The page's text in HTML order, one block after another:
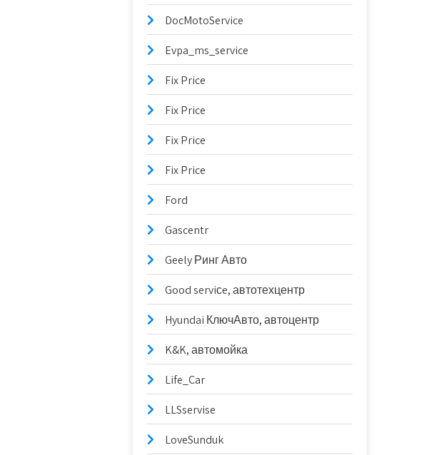
DocMotoService
Evpa_ms_service
Fix Price
Fix Price
Fix Price
Fix Price
Ford
Gascentr
Geely Ринг Авто
Good serviсe, автотехцентр
Hyundai КлючАвто, автоцентр
K&K, автомойка
Life_Car
LLSservise
LoveSunduk